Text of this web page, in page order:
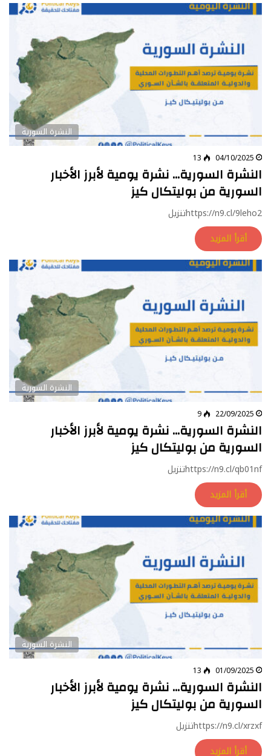
النشرة السورية
04/10/2025
13
النشرة السورية… نشرة يومية لأبرز الأخبار
السورية من بوليتكال كيز
https://n9.cl/9leho2تنزيل
أقرأ المزيد
النشرة السورية
22/09/2025
9
النشرة السورية… نشرة يومية لأبرز الأخبار
السورية من بوليتكال كيز
https://n9.cl/qb01nfتنزيل
أقرأ المزيد
النشرة السورية
01/09/2025
13
النشرة السورية… نشرة يومية لأبرز الأخبار
السورية من بوليتكال كيز
https://n9.cl/xrzxfتنزيل
أقرأ المزيد